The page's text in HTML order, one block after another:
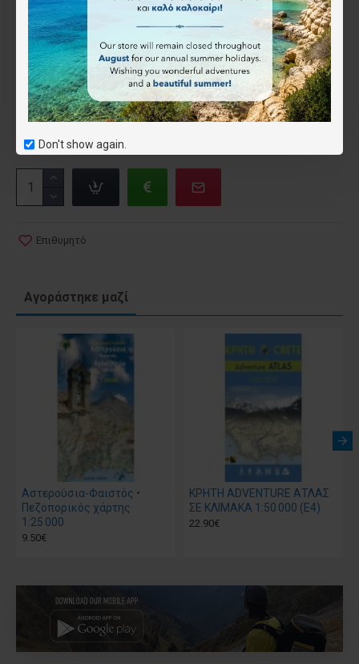
Don't show again.
6.50€
Τύπος
Έντυπος
Ψηφιακός (όχι για το app) (-1.50€)
Επιθυμητό
Αγοράστηκε μαζί
Αστερούσια-Φαιστός •
Πεζοπορικός χάρτης
1:25 000
9.50€
ΚΡΗΤΗ ADVENTURE ΑΤΛΑΣ
ΣΕ ΚΛΙΜΑΚΑ 1:50 000 (Ε4)
22.90€